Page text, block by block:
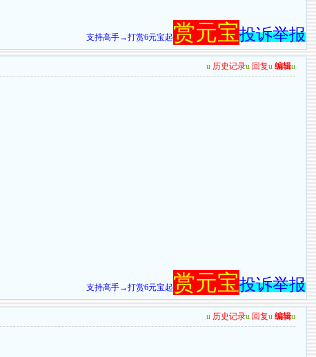
支持高手→打赏6元宝起赏元宝投诉举报
u 历史记录u 回复u 编辑u
支持高手→打赏6元宝起赏元宝投诉举报
u 历史记录u 回复u 编辑u